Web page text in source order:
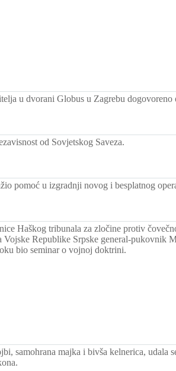
u dvorani Globus u Zagrebu
od Sovjetskog Saveza.
pomoć u izgradnji novog i besplatnog
Haškog tribunala za zločine protiv
Vojske Republike Srpske general-pukovnik
bio seminar o vojnoj doktrini.
samohrana majka i bivša kelnerica, udala